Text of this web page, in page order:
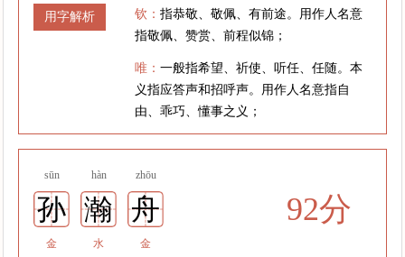
用字解析 钦：指恭敬、敬佩、有前途。用作人名意
指敬佩、赞赏、前程似锦；
唯：一般指希望、祈使、听任、任随。本
义指应答声和招呼声。用作人名意指自
由、乖巧、懂事之义；
sūn hàn zhōu
孙 瀚 舟
金 水 金
92分